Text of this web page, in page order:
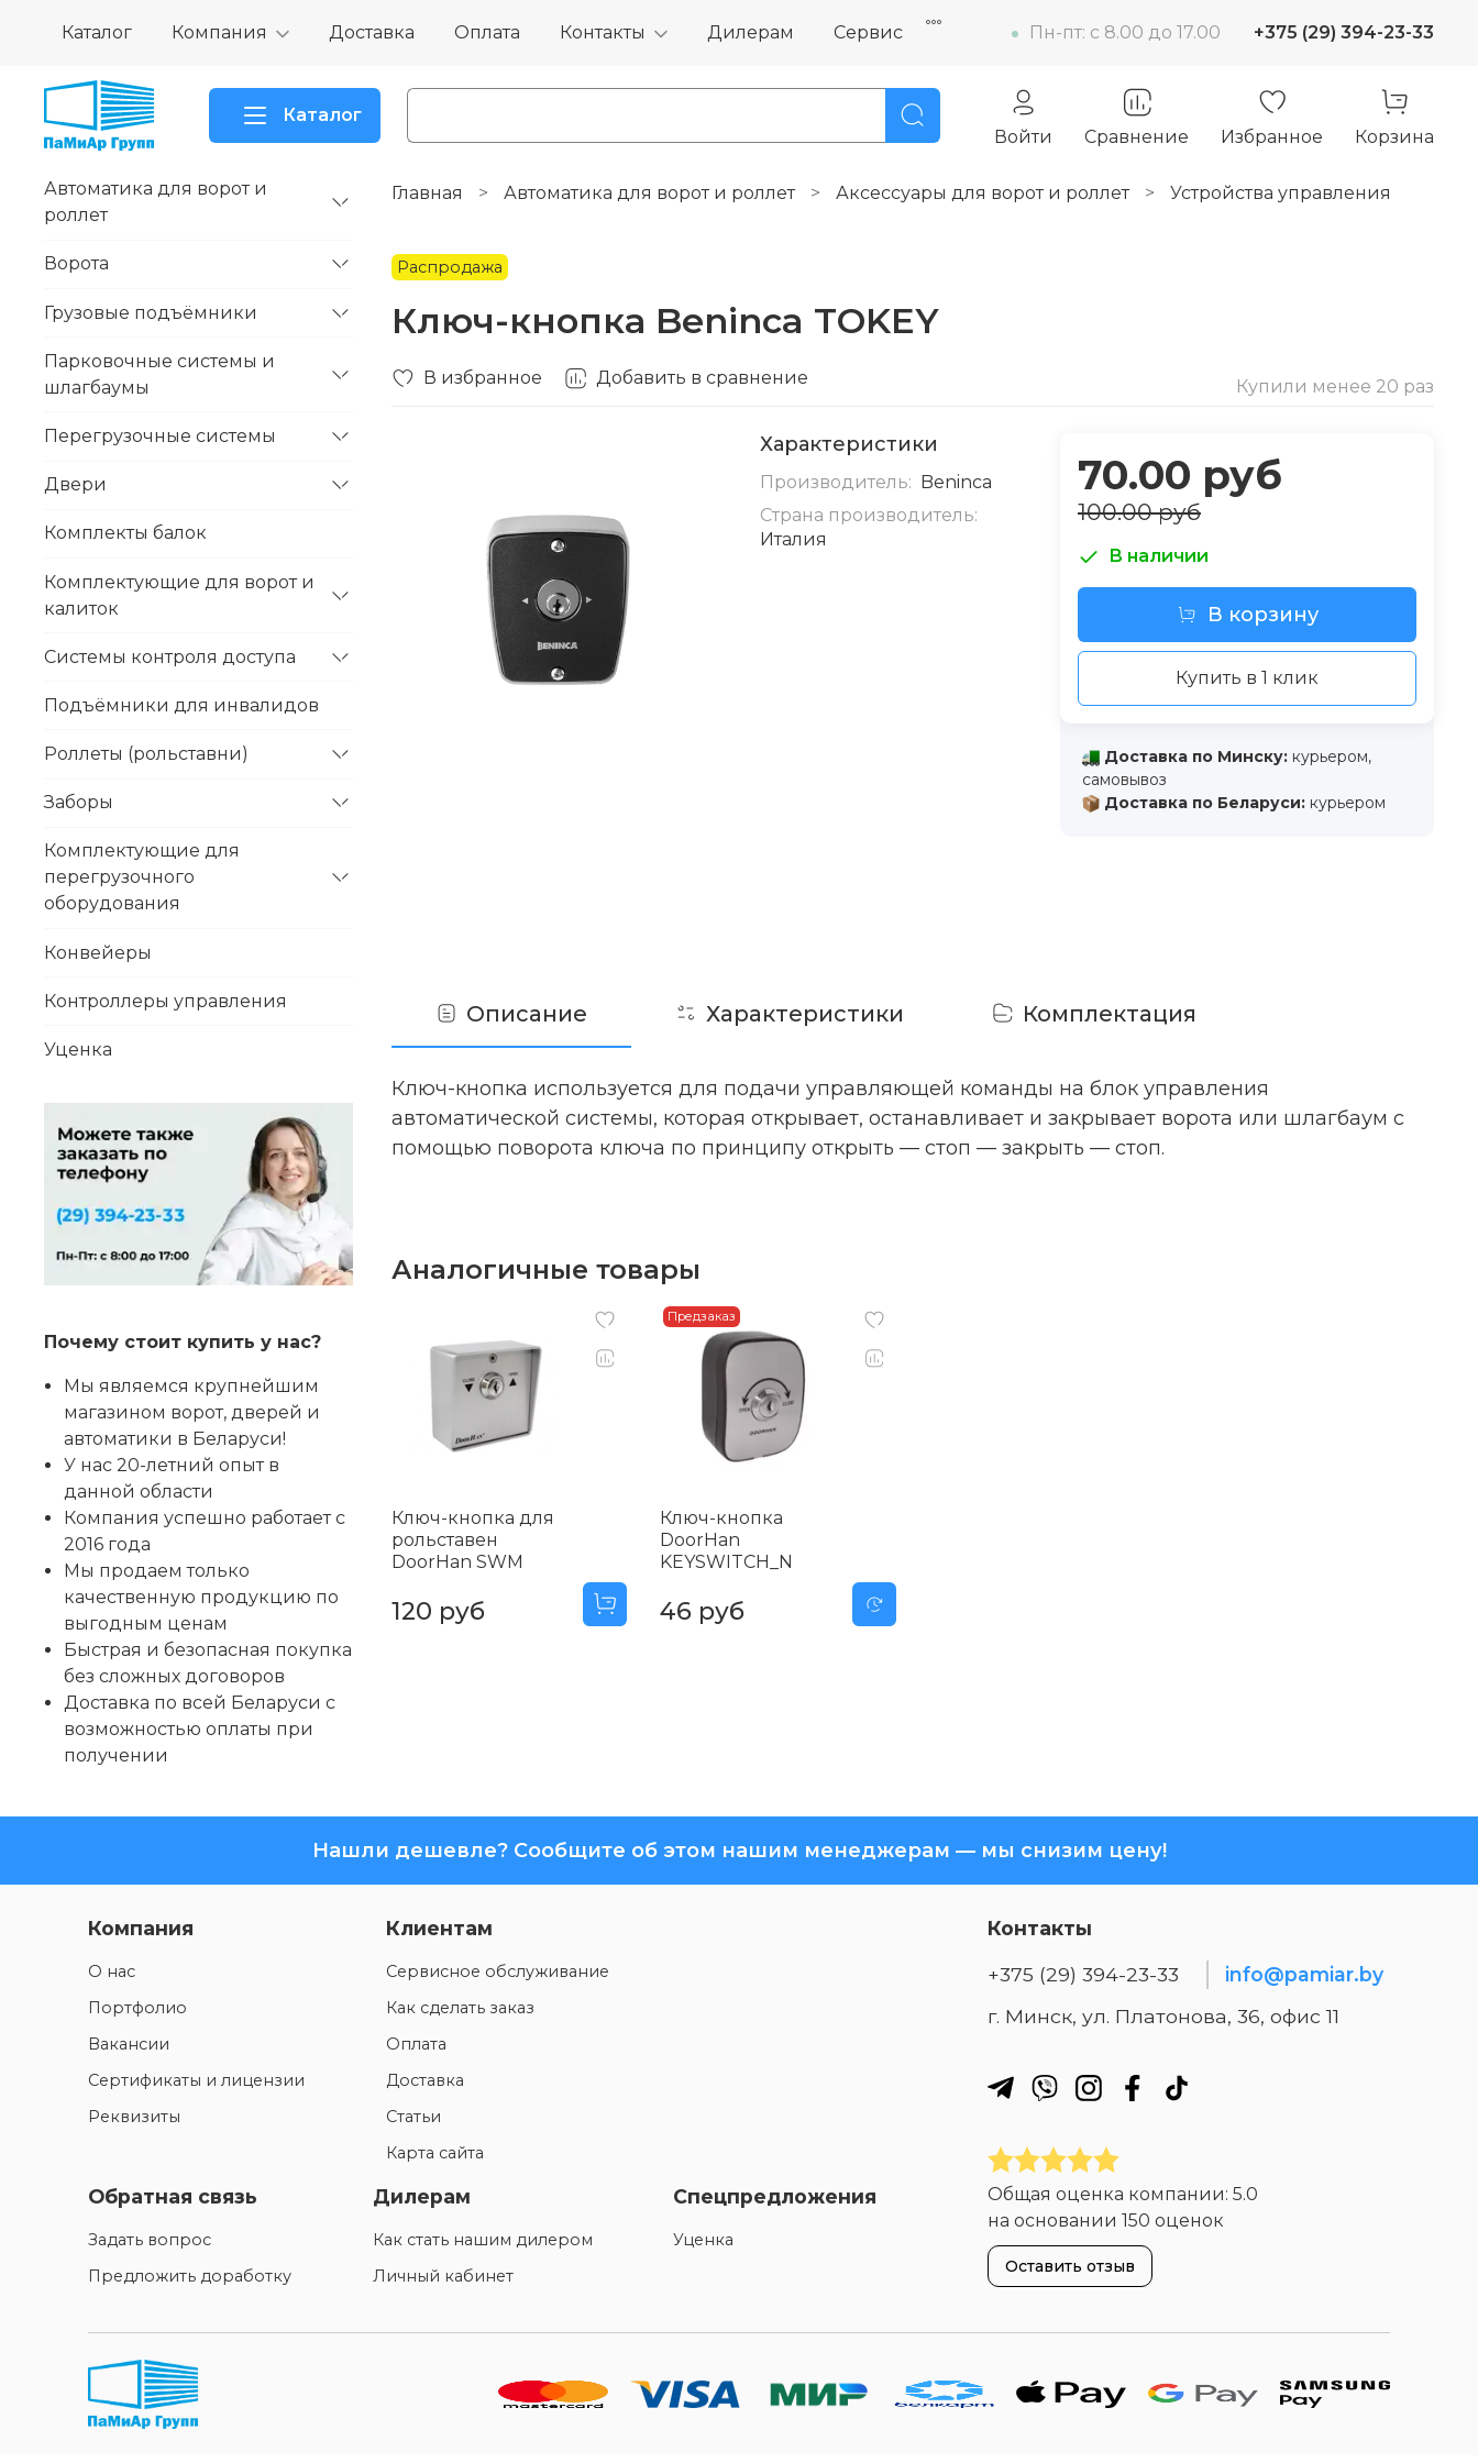
Каталог Компания Доставка Оплата Контакты Дилерам Сервис Пн-пт: c 8.00 до 17.00 +375 (29) 394-23-33
Каталог
Войти
Сравнение Избранное Корзина
Главная Автоматика для ворот и роллет Аксессуары для ворот и роллет Устройства управления
Распродажа
Ключ-кнопка Beninca TOKEY
В избранное Добавить в сравнение Купили менее 20 раз
Характеристики
Производитель: Beninca
Страна производитель:
Италия
100.00 руб
70.00 руб
В наличии
В корзину
Купить в 1 клик
Доставка по Минску: курьером,
самовывоз
Доставка по Беларуси: курьером
Описание Характеристики Комплектация
Ключ-кнопка используется для подачи управляющей команды на блок управления
автоматической системы, которая открывает, останавливает и закрывает ворота или шлагбаум с
помощью поворота ключа по принципу открыть — стоп — закрыть — стоп.
Аналогичные товары
Ключ-кнопка для
рольставен
DoorHan SWM
120 руб
Предзаказ
Ключ-кнопка
DoorHan
KEYSWITCH_N
46 руб
Автоматика для ворот и
роллет
Ворота
Грузовые подъёмники
Парковочные системы и
шлагбаумы
Перегрузочные системы
Двери
Комплекты балок
Комплектующие для ворот и
калиток
Системы контроля доступа
Подъёмники для инвалидов
Роллеты (рольставни)
Заборы
Комплектующие для
перегрузочного
оборудования
Конвейеры
Контроллеры управления
Уценка
Почему стоит купить у нас?
Мы являемся крупнейшим
магазином ворот, дверей и
автоматики в Беларуси!
У нас 20-летний опыт в
данной области
Компания успешно работает с
2016 года
Мы продаем только
качественную продукцию по
выгодным ценам
Быстрая и безопасная покупка
без сложных договоров
Доставка по всей Беларуси с
возможностью оплаты при
получении
Нашли дешевле? Сообщите об этом нашим менеджерам — мы снизим цену!
Компания
О нас
Портфолио
Вакансии
Сертификаты и лицензии
Реквизиты
Клиентам
Сервисное обслуживание
Как сделать заказ
Оплата
Доставка
Статьи
Карта сайта
Обратная связь
Задать вопрос
Предложить доработку
Дилерам
Как стать нашим дилером
Личный кабинет
Спецпредложения
Уценка
Контакты
+375 (29) 394-23-33
info@pamiar.by
г. Минск, ул. Платонова, 36, офис 11
Общая оценка компании: 5.0
на основании 150 оценок
Оставить отзыв